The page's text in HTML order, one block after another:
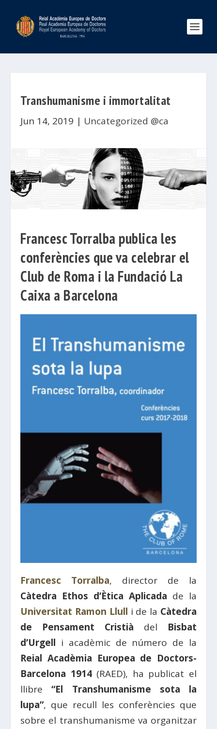
Transhumanisme i immortalitat
Jun 14, 2019 | Uncategorized @ca
Francesc Torralba publica les
conferències que va celebrar el
Club de Roma i la Fundació La
Caixa a Barcelona
Francesc Torralba, director de la
Càtedra Ethos d’Ètica Aplicada de la
Universitat Ramon Llull i de la Càtedra
de Pensament Cristià del Bisbat
d’Urgell i acadèmic de número de la
Reial Acadèmia Europea de Doctors-
Barcelona 1914(RAED), ha publicat el
llibre“El Transhumanisme sota la
lupa”, que recull les conferències que
sobre el transhumanisme va organitzar